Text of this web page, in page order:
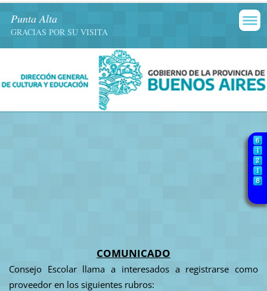
Punta Alta
GRACIAS POR SU VISITA
COMUNICADO
Consejo Escolar llama a interesados a registrarse como
proveedor en los siguientes rubros: